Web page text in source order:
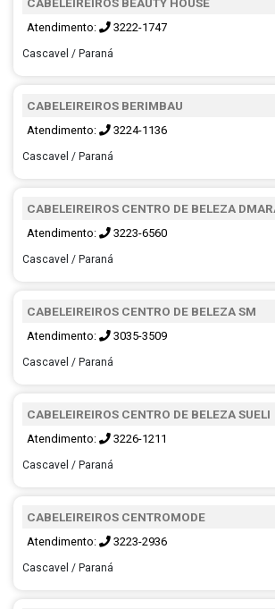
Atendimento: 3222-1747
Cascavel / Paraná
CABELEIREIROS BERIMBAU
Atendimento: 3224-1136
Cascavel / Paraná
CABELEIREIROS CENTRO DE BELEZA
Atendimento: 3223-6560
Cascavel / Paraná
CABELEIREIROS CENTRO DE BELEZA SM
Atendimento: 3035-3509
Cascavel / Paraná
CABELEIREIROS CENTRO DE BELEZA SUELI
Atendimento: 3226-1211
Cascavel / Paraná
CABELEIREIROS CENTROMODE
Atendimento: 3223-2936
Cascavel / Paraná